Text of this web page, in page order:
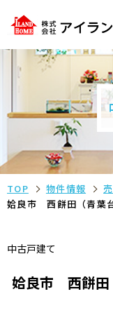
TOP 物件情報
姶良市 西餅田（青
中古戸建て
姶良市 西餅